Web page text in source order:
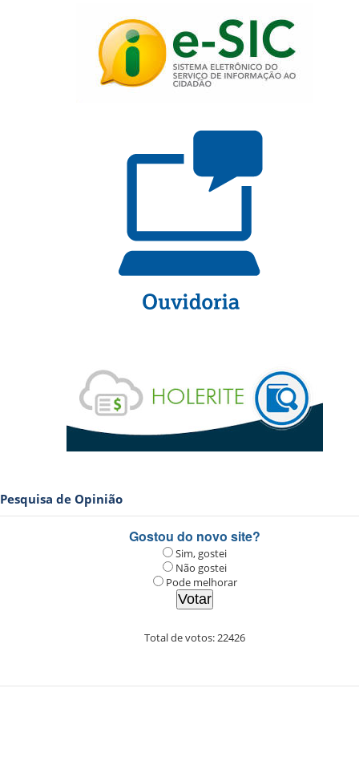
Pesquisa de Opinião
Gostou do novo site?
Sim, gostei
Não gostei
Pode melhorar
Total de votos:22426